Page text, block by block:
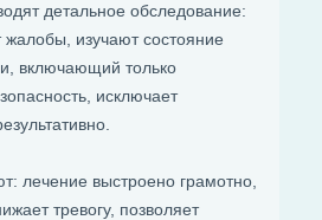
детальное обследование:
изучают состояние
включающий только
исключает
лечение выстроено грамотно,
тревогу, позволяет